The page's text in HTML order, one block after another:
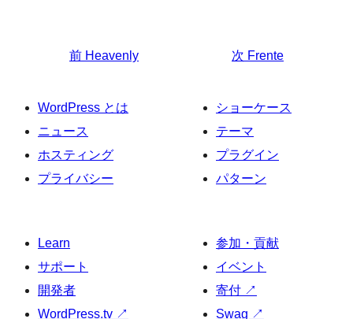
前 Heavenly 次 Frente
WordPress とは
ニュース
ホスティング
プライバシー
ショーケース
テーマ
プラグイン
パターン
Learn
サポート
開発者
WordPress.tv ↗
参加・貢献
イベント
寄付 ↗
Swag ↗